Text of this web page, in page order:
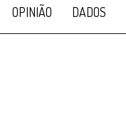
AupaOPINIÃO DADOS